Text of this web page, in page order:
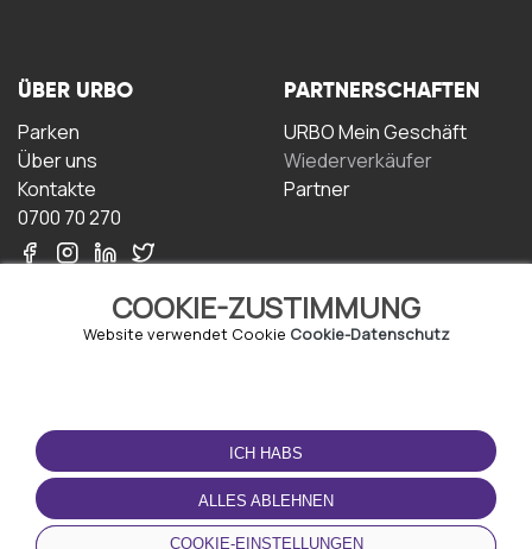
COOKIE-ZUSTIMMUNG
Website verwendet Cookie Cookie-Datenschutz
ICH HABS
ALLES ABLEHNEN
COOKIE-EINSTELLUNGEN
ÜBER URBO
Parken
Über uns
Kontakte
0700 70 270
PARTNERSCHAFTEN
URBO Mein Geschäft
Wiederverkäufer
Partner
NUTZUNGSBEDINGUNGEN
Geschäftsbedingungen
Datenschutz-
Bestimmungen
Cookie-Richtlinie
LADEN SIE DIE APP
HERUNTER